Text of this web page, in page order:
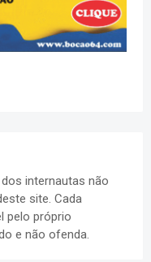
internautas não
site. Cada
pelo próprio
e não ofenda.